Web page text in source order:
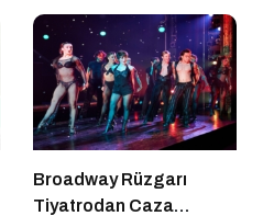
Broadway Rüzgarı
Tiyatrodan Caza